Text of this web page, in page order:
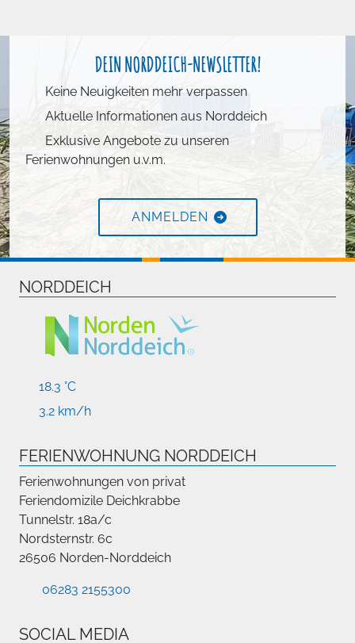
DEIN NORDDEICH-NEWSLETTER!
Keine Neuigkeiten mehr verpassen
Aktuelle Informationen aus Norddeich
Exklusive Angebote zu unseren
Ferienwohnungen u.v.m.
ANMELDEN
NORDDEICH
18.3 °C
3.2 km/h
FERIENWOHNUNG NORDDEICH
Ferienwohnungen von privat
Feriendomizile Deichkrabbe
Tunnelstr. 18a/c
Nordsternstr. 6c
26506 Norden-Norddeich
06283 2155300
SOCIAL MEDIA